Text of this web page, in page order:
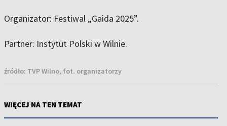
Organizator: Festiwal „Gaida 2025”.
Partner: Instytut Polski w Wilnie.
źródło: TVP Wilno, fot. organizatorzy
WIĘCEJ NA TEN TEMAT